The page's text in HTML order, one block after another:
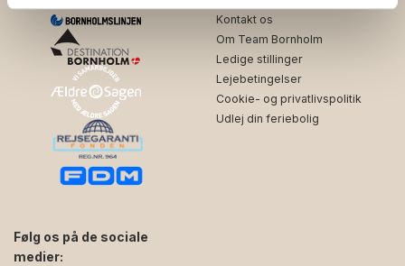
Følg os på de sociale
medier:
Kontakt os
Om Team Bornholm
Ledige stillinger
Lejebetingelser
Cookie- og privatlivspolitik
Udlej din feriebolig